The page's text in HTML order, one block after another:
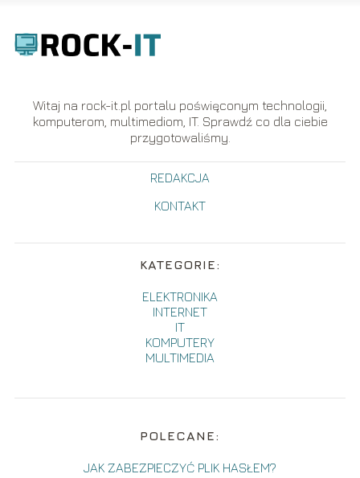
Witaj na rock-it.pl portalu poświęconym technologii,
komputerom, multimediom, IT. Sprawdź co dla ciebie
przygotowaliśmy.
REDAKCJA
KONTAKT
KATEGORIE:
ELEKTRONIKA
INTERNET
IT
KOMPUTERY
MULTIMEDIA
POLECANE:
JAK ZABEZPIECZYĆ PLIK HASŁEM?